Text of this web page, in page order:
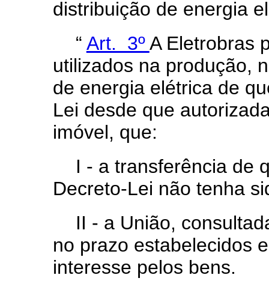
distribuição de energia
“ Art. 3ºA Eletrobras
utilizados na produção,
de energia elétrica de
Lei desde que
imóvel, que:
I - a transferência de
Decreto-Lei não tenha
II - a União,
no prazo estabelecidos
interesse pelos bens.